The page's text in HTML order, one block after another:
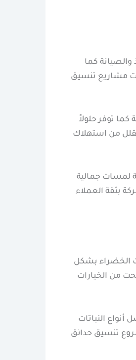
كما
مشاريع تنسيق
كما توفر حلولاً
من استهلاك
لمسات جمالية
بثقة العملاء
الخضراء بشكل
من الخيارات
النباتات
تنسيق حدائق